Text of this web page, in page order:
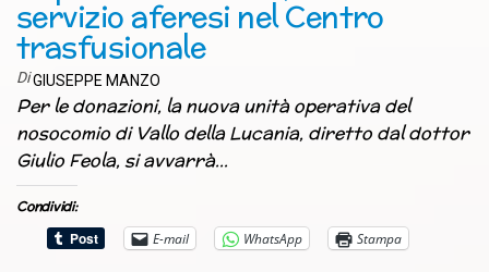
servizio aferesi nel Centro
trasfusionale
DiGIUSEPPE MANZO
Per le donazioni, la nuova unità operativa del
nosocomio di Vallo della Lucania, diretto dal dottor
Giulio Feola, si avvarrà…
Condividi:
E-mail
WhatsApp Stampa